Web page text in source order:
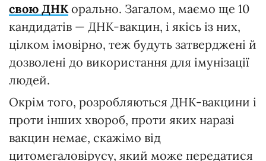
свою ДНК орально. Загалом, маємо ще 10
кандидатів — ДНК-вакцин, і якісь із них,
цілком імовірно, теж будуть затверджені й
дозволені до використання для імунізації
людей.
Окрім того, розробляються ДНК-вакцини і
проти інших хвороб, проти яких наразі
вакцин немає, скажімо від
цитомегаловірусу, який може передатися